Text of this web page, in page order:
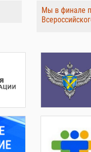
Мы в финале